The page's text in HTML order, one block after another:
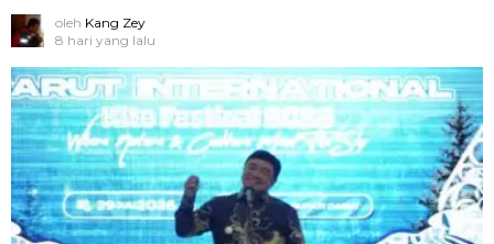
oleh Kang Zey
8 hari yang lalu